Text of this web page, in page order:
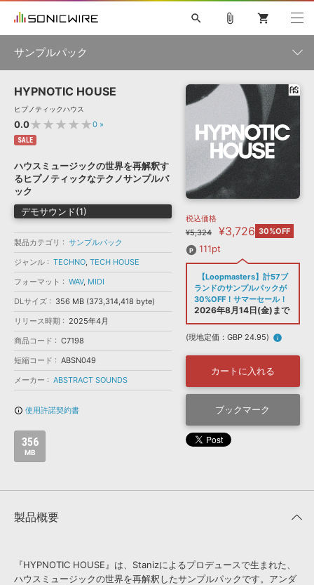
ソフト音源 »
プラグイン・エフェクト »
サンプルパック »
ソフトウェア／ツール »
DAW »
効果音 »
BGM »
特集 »
ニュースレター »
SONICWIREブログ »
製品サポート情報 »
DTMガイド »
FAQ »
お問い合わせ »
音楽カード
楽曲配信流通 サービス
無償のサウンド管理ソフト
次世代型 ボーカル・エディタ
SLS
search
初音ミク NT 鏡音リン・レン V4X 巡音ルカ V4X
MEIKO V3
KAITO V3
SPITFIRE AUDIO
VIENNA
EZ DRUMMER 3
ライセンスフリーBGM
ボーカル抜き出し
DUBSTEP
ELECTRONICA
EDM TRANCE MUTANT
ROUTER.FM
SONOCA
ソフト音源 プラグイン・エフェクト
ソフトウェア／ツール 効果音
attach_file shopping_cart
サンプルパック
製品一覧
メーカー
フォーマット
ランキング
HYPNOTIC HOUSE
ヒプノティックハウス
0.0★★★★★0 »
SALE
ハウスミュージックの世界を再解釈す
るヒプノティックなテクノサンプルパ
ック
デモサウンド(1)
製品カテゴリ
サンプルパック
ジャンル
TECHNO, TECH HOUSE
フォーマット
WAV, MIDI
DLサイズ
356 MB (373,314,418 byte)
リリース時期
2025年4月
商品コード
C7198
短縮コード
ABSN049
メーカー
ABSTRACT SOUNDS
info_outline 使用許諾契約書
356
MB
税込価格
¥5,324
¥3,726 30%OFF
111pt
【Loopmasters】計57ブ
ランドのサンプルパックが
30%OFF！サマーセール！
2026年8月14日(金)まで
(現地定価：GBP 24.95) info
カートに入れる
ブックマーク
製品概要
『HYPNOTIC HOUSE』は、Stanizによるプロデュースで生まれた、
ハウスミュージックの世界を再解釈したサンプルパックです。アンダ